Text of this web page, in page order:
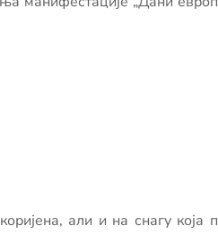
али и на снагу која